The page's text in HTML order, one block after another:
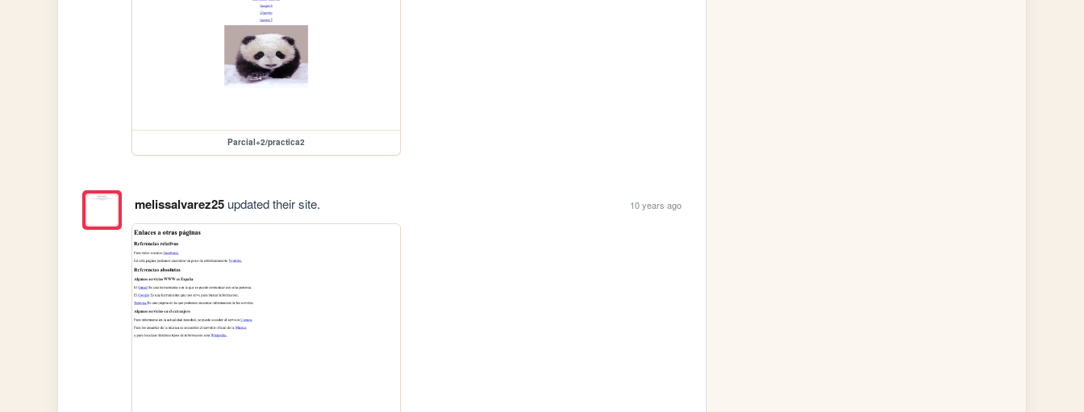
Parcial+2/practica2
melissalvarez25updated their site. 10 years ago